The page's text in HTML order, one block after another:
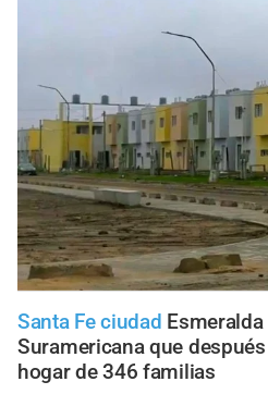
Santa Fe ciudad
Suramericana que
hogar de 346 familias